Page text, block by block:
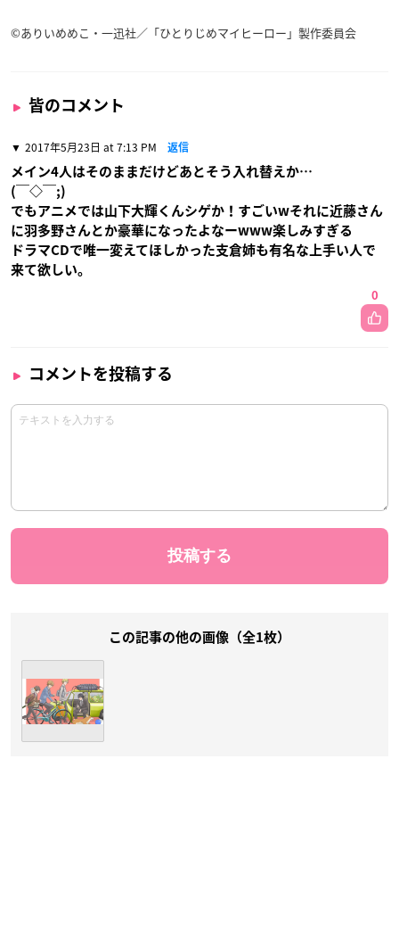
©ありいめめこ・一迅社／「ひとりじめマイヒーロー」製作委員会
皆のコメント
2017年5月23日 at 7:13 PM 返信
メイン4人はそのままだけどあとそう入れ替えか…
(￣◇￣;)
でもアニメでは山下大輝くんシゲか！すごいwそれに近藤さん
に羽多野さんとか豪華になったよなーwww楽しみすぎる
ドラマCDで唯一変えてほしかった支倉姉も有名な上手い人で
来て欲しい。
0
コメントを投稿する
この記事の他の画像（全1枚）